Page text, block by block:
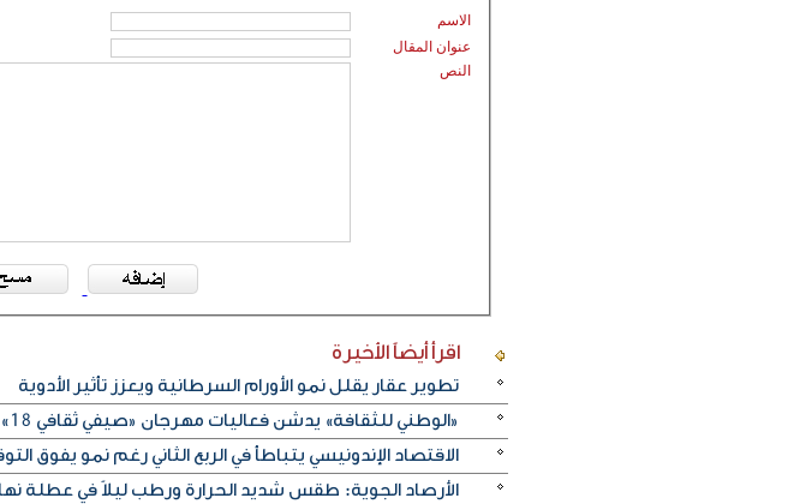
الاسم
عنوان المقال
النص
اقرأ أيضاًالأخيرة
تطوير عقار يقلل نمو الأورام السرطانية ويعزز تأثير الأدوية
«الوطني للثقافة» يدشن فعاليات مهرجان «صيفي ثقافي 18»
الاقتصاد الإندونيسي يتباطأ في الربع الثاني رغم نمو يفوق
الأرصاد الجوية: طقس شديد الحرارة ورطب ليلاً في عطلة